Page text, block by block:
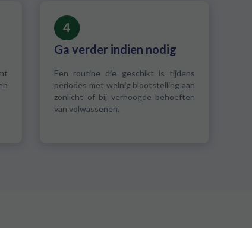
Ga verder indien nodig
Een routine die geschikt is tijdens
periodes met weinig blootstelling aan
zonlicht of bij verhoogde behoeften
van volwassenen.